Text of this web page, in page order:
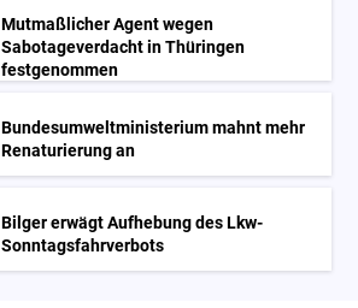
Mutmaßlicher Agent wegen
Sabotageverdacht in Thüringen
festgenommen
Bundesumweltministerium mahnt mehr
Renaturierung an
Bilger erwägt Aufhebung des Lkw-
Sonntagsfahrverbots